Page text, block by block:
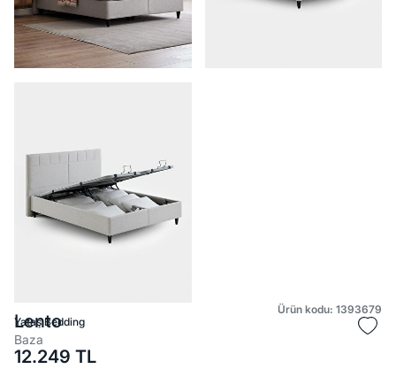
Ürün kodu: 1393679
Yataş Bedding
Lento
Baza
12.249 TL